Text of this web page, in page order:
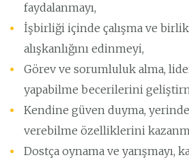
faydalanmayı,
İşbirliği içinde çalışma ve
alışkanlığını edinmeyi,
Görev ve sorumluluk alma,
yapabilme becerilerini
Kendine güven duyma,
verebilme özelliklerini
Dostça oynama ve yarışmayı,